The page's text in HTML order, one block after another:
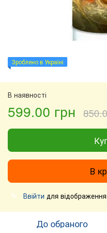
Зроблено в Україні
В наявності
599.00 грн
В
% Ввійти для
До обраного